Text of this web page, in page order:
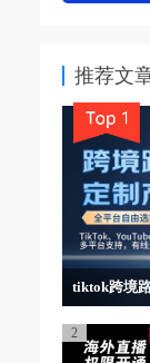
推荐文
2